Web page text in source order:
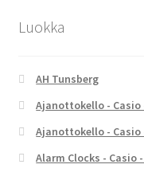
Luokka
AH Tunsberg
Ajanottokello -
Ajanottokello -
Alarm Clocks - Casio